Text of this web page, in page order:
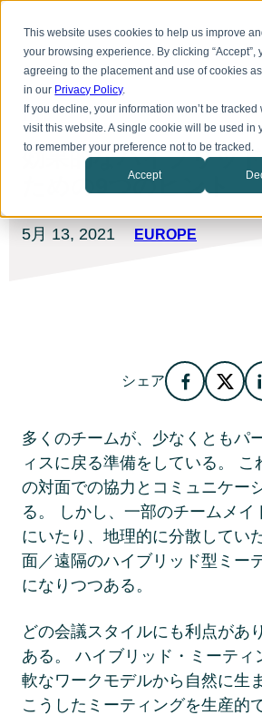
This website uses cookies to help us improve
your browsing experience. By clicking “Accept”,
agreeing to the placement and use of cookies
in our Privacy Policy.
If you decline, your information won’t be tracked
visit this website. A single cookie will be used in
to remember your preference not to be tracked.
Accept
作品
効果的なハイブリッ
ための9つのヒント
投
5月 13, 2021
2021
EUROPE
シェア Facebook
多くのチームが、少なくともパ
ィスに戻る準備をしている。 こ
の対面での協力とコミュニケー
る。 しかし、一部のチームメイ
にいたり、地理的に分散してい
面／遠隔のハイブリッド型ミー
になりつつある。
どの会議スタイルにも利点があ
ある。 ハイブリッド・ミーティ
軟なワークモデルから自然に生
こうしたミーティングを生産的